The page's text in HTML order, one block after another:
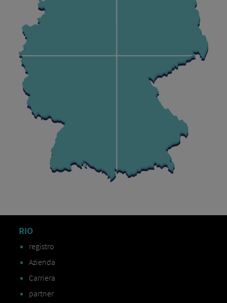
RIO
registro
Azienda
Carriera
partner